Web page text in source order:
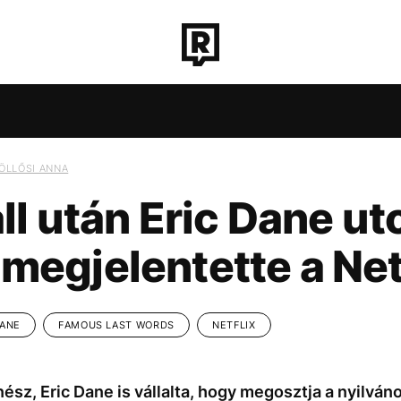
TUDOMÁNYSPORTTÁRSADALOM KÖZÉLETUTAZÁS
TUDOMÁNYSPORTTÁRSADALOM KÖZÉLETUTAZÁS
SEBESTYÉN BALÁZSMAGYARORSZÁG
ANNA
után Eric Dane
a
FAMOUS LAST WORDS NETFLIX
Eric Dane is vállalta, hogy megosztja a